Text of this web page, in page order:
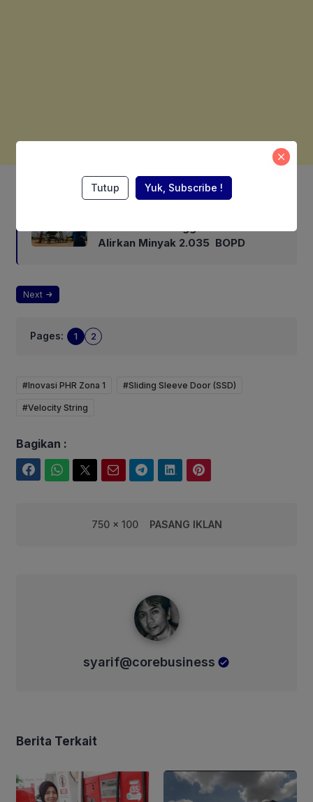
Alirkan Minyak 2.035 BOPD
Next
Pages: 1 2
#Inovasi PHR Zona 1 #Sliding Sleeve Door (SSD)
#Velocity String
Bagikan :
750 x 100 PASANG IKLAN
syarif@corebusiness
Berita Terkait
Tutup Yuk, Subscribe !